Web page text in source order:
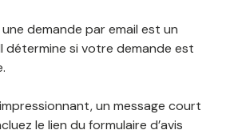
demande par email est un
détermine si votre demande est
un message court
le lien du formulaire d’avis